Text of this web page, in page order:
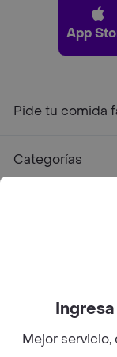
App
Pide tu comida
Categorías
©2026
Mejor